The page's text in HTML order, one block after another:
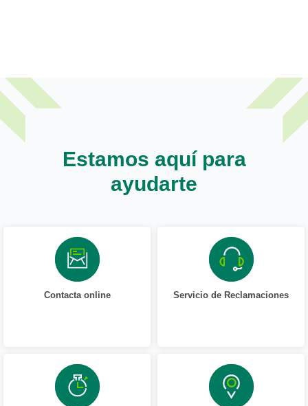
Estamos aquí para
ayudarte
Contacta online Servicio de Reclamaciones